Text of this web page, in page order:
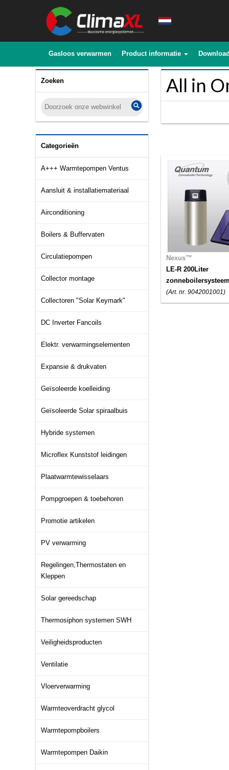
Gasloos verwarmen Product informatie
Zoeken
Categorieën
A+++ Warmtepompen Ventus
Aansluit & installatiemateriaal
Airconditioning
Boilers & Buffervaten
Circulatiepompen
Collector montage
Collectoren "Solar Keymark"
DC Inverter Fancoils
Elektr. verwarmingselementen
Expansie & drukvaten
Geïsoleerde koelleiding
Geïsoleerde Solar spiraalbuis
Hybride systemen
Microflex Kunststof leidingen
Plaatwarmtewisselaars
Pompgroepen & toebehoren
Promotie artikelen
PV verwarming
Regelingen,Thermostaten en
Kleppen
Solar gereedschap
Thermosiphon systemen SWH
Veiligheidsproducten
Ventilatie
Vloerverwarming
Warmteoverdracht glycol
Warmtepompboilers
Warmtepompen Daikin
All in
Nexus™
LE-R 200Liter
(Art. nr. 9042001001)